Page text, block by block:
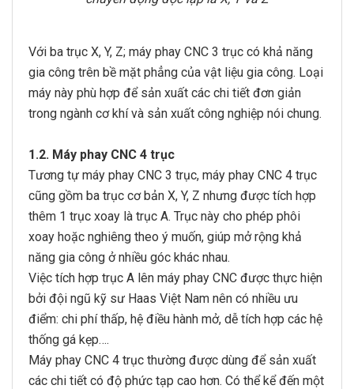
Với ba trục X, Y, Z; máy phay CNC 3 trục có khả năng
gia công trên bề mặt phẳng của vật liệu gia công. Loại
máy này phù hợp để sản xuất các chi tiết đơn giản
trong ngành cơ khí và sản xuất công nghiệp nói chung.
1.2. Máy phay CNC 4 trục
Tương tự máy phay CNC 3 trục, máy phay CNC 4 trục
cũng gồm ba trục cơ bản X, Y, Z nhưng được tích hợp
thêm 1 trục xoay là trục A. Trục này cho phép phôi
xoay hoặc nghiêng theo ý muốn, giúp mở rộng khả
năng gia công ở nhiều góc khác nhau.
Việc tích hợp trục A lên máy phay CNC được thực hiện
bởi đội ngũ kỹ sư Haas Việt Nam nên có nhiều ưu
điểm: chi phí thấp, hệ điều hành mở, dễ tích hợp các hệ
thống gá kẹp….
Máy phay CNC 4 trục thường được dùng để sản xuất
các chi tiết có độ phức tạp cao hơn. Có thể kể đến một